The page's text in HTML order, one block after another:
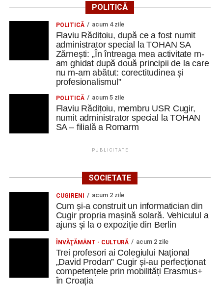
veselie, improvizație și creativitate, dar și o lecție
Teatrul, cultura și patrimoniul ceh
Ea mărturisește că, în cadrul unei alte sesiuni a
descoperit Theatre of the Oppressed, metoda creată de
Augusto Boal, care transformă teatrul într-un instrument
de exprimare, reflecție și schimbare.
Programul de formare a fost completat de o zi culturală în
care a avut posibilitatea să descopere patrimoniul regiunii
Valtice, fiecare oferindu-ne o perspectivă diferită asupra
Astfel, învățarea nu s-a limitat la spațiul de curs. A
continuat prin călătorie, explorare și descoperirea locurilor
în care ne aflam”.
Să refolosim, să reparăm, să reinventăm
Unul dintre cele mai practice momente ale mobilității a
fost potrivit cursantei din Cugir, atelierul Do It Yourself.
,,Am croșetat, am cusut, am reparat și am transformat
POLITICĂ
POLITICĂ acum 4 zile
Flaviu Rădițoiu, după ce a fost numit
administrator special la TOHAN SA
Zărnești: „În întreaga mea activitate m-
am ghidat după două principii de la care
nu m-am abătut: corectitudinea și
profesionalismul”
POLITICĂ acum 5 zile
Flaviu Rădițoiu, membru USR Cugir,
numit administrator special la TOHAN
SA – filială a Romarm
PUBLICITATE
SOCIETATE
CUGIRENI acum 2 zile
Cum și-a construit un informatician din
Cugir propria mașină solară. Vehiculul a
ajuns și la o expoziție din Berlin
ÎNVĂŢĂMÂNT - CULTURĂ acum 2 zile
Trei profesori ai Colegiului Național
„David Prodan” Cugir și-au perfecționat
competențele prin mobilități Erasmus+
în Croația